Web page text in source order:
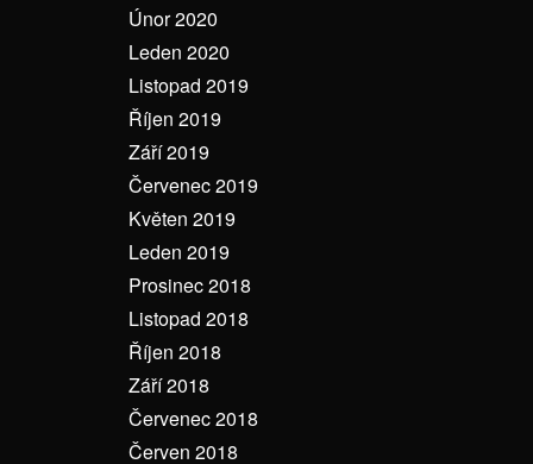
Únor 2020
Leden 2020
Listopad 2019
Říjen 2019
Září 2019
Červenec 2019
Květen 2019
Leden 2019
Prosinec 2018
Listopad 2018
Říjen 2018
Září 2018
Červenec 2018
Červen 2018